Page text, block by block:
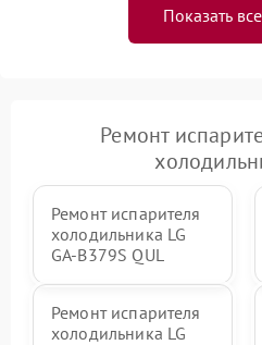
Показать
Ремонт
Ремонт испарителя
холодильника LG
GA-B379S QUL
Ремонт испарителя
холодильника LG